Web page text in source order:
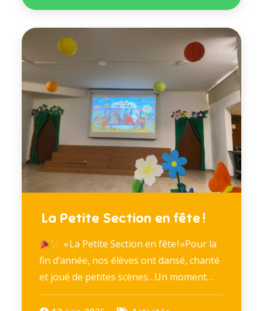
La Petite Section en fête !
« La Petite Section en fête ! »Pour la
fin d’année, nos élèves ont dansé, chanté
et joué de petites scènes…Un moment…